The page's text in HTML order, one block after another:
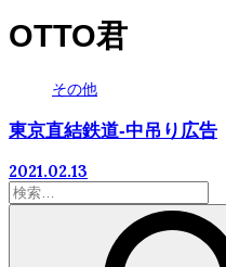
OTTO君
その他
東京直結鉄道-中吊り広告
2021.02.13
検
索: